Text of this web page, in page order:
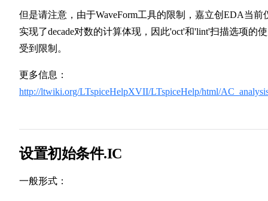
但是请注意，由于WaveForm工具的限制，嘉立创EDA当前
实现了decade对数的计算体现，因此'oct'和'lint'扫描选项的
受到限制。
更多信息：
http://ltwiki.org/LTspiceHelpXVII/LTspiceHelp/html/
设置初始条件.IC
一般形式：